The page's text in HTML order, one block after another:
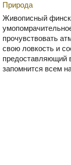
Природа
Живописный
прочувствовать
свою ловкость и
предоставляющий
запомнится всем